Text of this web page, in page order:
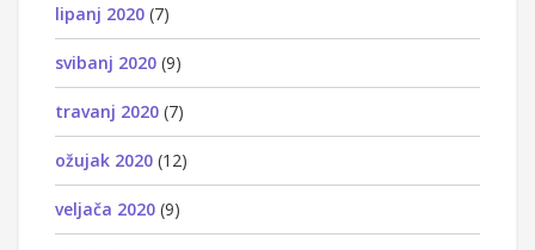
lipanj 2020 (7)
svibanj 2020 (9)
travanj 2020 (7)
ožujak 2020 (12)
veljača 2020 (9)